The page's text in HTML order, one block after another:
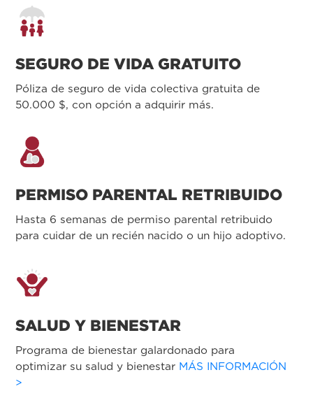
SEGURO DE VIDA GRATUITO
Póliza de seguro de vida colectiva gratuita de
50.000 $, con opción a adquirir más.
PERMISO PARENTAL RETRIBUIDO
Hasta 6 semanas de permiso parental retribuido
para cuidar de un recién nacido o un hijo adoptivo.
SALUD Y BIENESTAR
Programa de bienestar galardonado para
optimizar su salud y bienestar MÁS INFORMACIÓN
>